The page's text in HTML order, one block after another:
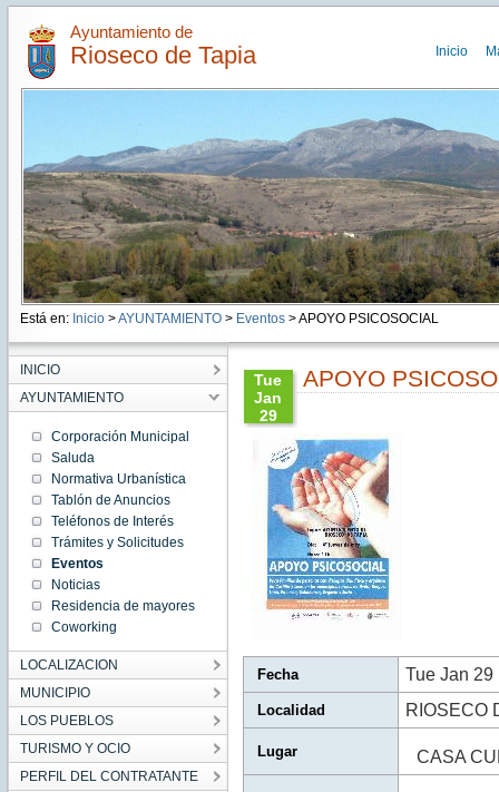
Ayuntamiento de
Rioseco de Tapia Inicio
Está en: Inicio >AYUNTAMIENTO> Eventos> APOYO PSICOSOCIAL
INICIO
AYUNTAMIENTO
Corporación Municipal
Saluda
Normativa Urbanística
Tablón de Anuncios
Teléfonos de Interés
Trámites y Solicitudes
Eventos
Noticias
Residencia de mayores
Coworking
LOCALIZACION
MUNICIPIO
LOS PUEBLOS
TURISMO Y OCIO
PERFIL DEL CONTRATANTE
Tue
Jan
29
11:00:00
CET
2019
Tue Jan
11:00:00
CET
29
11:00:00
CET
2019
APOYO
Fecha Tue Jan 29
Localidad RIOSECO
Lugar CASA